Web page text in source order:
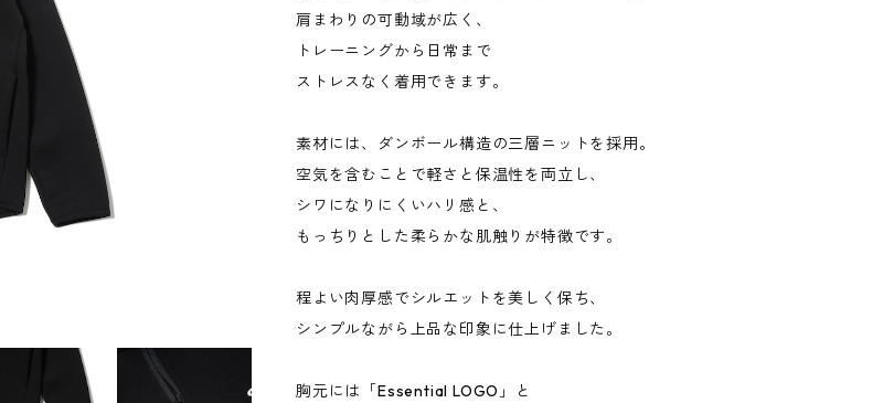
肩まわりの可動域が広く、
トレーニングから日常まで
ストレスなく着用できます。
素材には、ダンボール構造の三層ニットを採用。
空気を含むことで軽さと保温性を両立し、
シワになりにくいハリ感と、
もっちりとした柔らかな肌触りが特徴です。
程よい肉厚感でシルエットを美しく保ち、
シンプルながら上品な印象に仕上げました。
胸元には「Essential LOGO」と